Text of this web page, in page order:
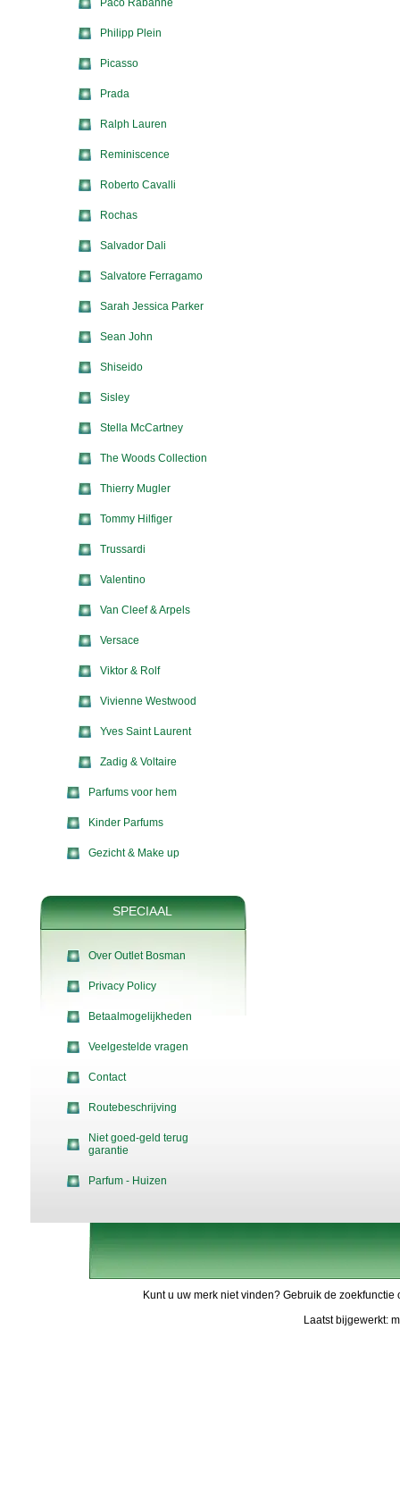
Paco Rabanne
Philipp Plein
Picasso
Prada
Ralph Lauren
Reminiscence
Roberto Cavalli
Rochas
Salvador Dali
Salvatore Ferragamo
Sarah Jessica Parker
Sean John
Shiseido
Sisley
Stella McCartney
The Woods Collection
Thierry Mugler
Tommy Hilfiger
Trussardi
Valentino
Van Cleef & Arpels
Versace
Viktor & Rolf
Vivienne Westwood
Yves Saint Laurent
Zadig & Voltaire
Parfums voor hem
Kinder Parfums
Gezicht & Make up
SPECIAAL
Over Outlet Bosman
Privacy Policy
Betaalmogelijkheden
Veelgestelde vragen
Contact
Routebeschrijving
Niet goed-geld terug
garantie
Parfum - Huizen
Kunt u uw merk niet vinden? Gebruik de
Laatst bijgewerkt: